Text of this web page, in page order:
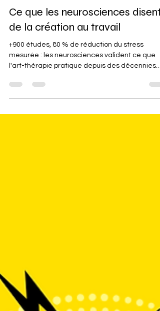
Ce que les neurosciences disent
de la création au travail
+900 études, 80 % de réduction du stress
mesurée : les neurosciences valident ce que
concrètes en entreprise.